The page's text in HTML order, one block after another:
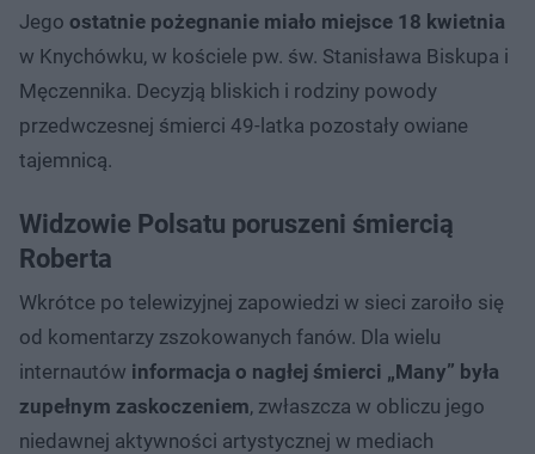
Jego ostatnie pożegnanie miało miejsce 18 kwietnia
w Knychówku, w kościele pw. św. Stanisława Biskupa i
Męczennika. Decyzją bliskich i rodziny powody
przedwczesnej śmierci 49-latka pozostały owiane
tajemnicą.
Widzowie Polsatu poruszeni śmiercią
Roberta
Wkrótce po telewizyjnej zapowiedzi w sieci zaroiło się
od komentarzy zszokowanych fanów. Dla wielu
internautów informacja o nagłej śmierci „Many” była
zupełnym zaskoczeniem, zwłaszcza w obliczu jego
niedawnej aktywności artystycznej w mediach